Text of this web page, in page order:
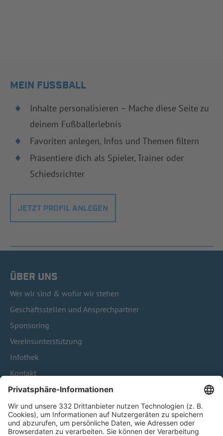
MEIN FUSSBALL
Inhalte personalisieren – Mache diese Seite zu
deinem Fußballerlebnis
Favoriten anlegen, Infos und Themen filtern
Präsentiere dich als Spieler, Trainer oder
Schiedsrichter
JETZT PROFIL ANLEGEN
ÜBER UNS
Wer wir sind & wofür wir stehen
Geschäftsstellen und Ansprechpartner
Sponsoring
Vereinsunterstützung
Infothek
Kontakt
HÄUFIG BESUCHTE SEITEN
Pässe und Vereinswechsel